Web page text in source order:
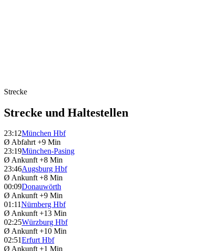
Strecke
Strecke und Haltestellen
23:12München Hbf
Ø Abfahrt +9 Min
23:19München-Pasing
Ø Ankunft +8 Min
23:46Augsburg Hbf
Ø Ankunft +8 Min
00:09Donauwörth
Ø Ankunft +9 Min
01:11Nürnberg Hbf
Ø Ankunft +13 Min
02:25Würzburg Hbf
Ø Ankunft +10 Min
02:51Erfurt Hbf
Ø Ankunft +1 Min